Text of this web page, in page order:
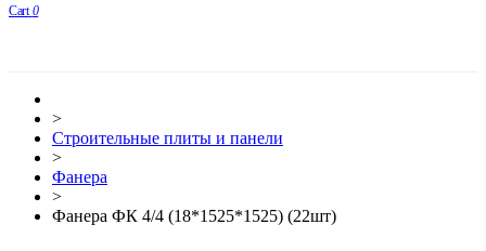
Cart 0
>
Строительные плиты и панели
>
Фанера
>
Фанера ФК 4/4 (18*1525*1525) (22шт)